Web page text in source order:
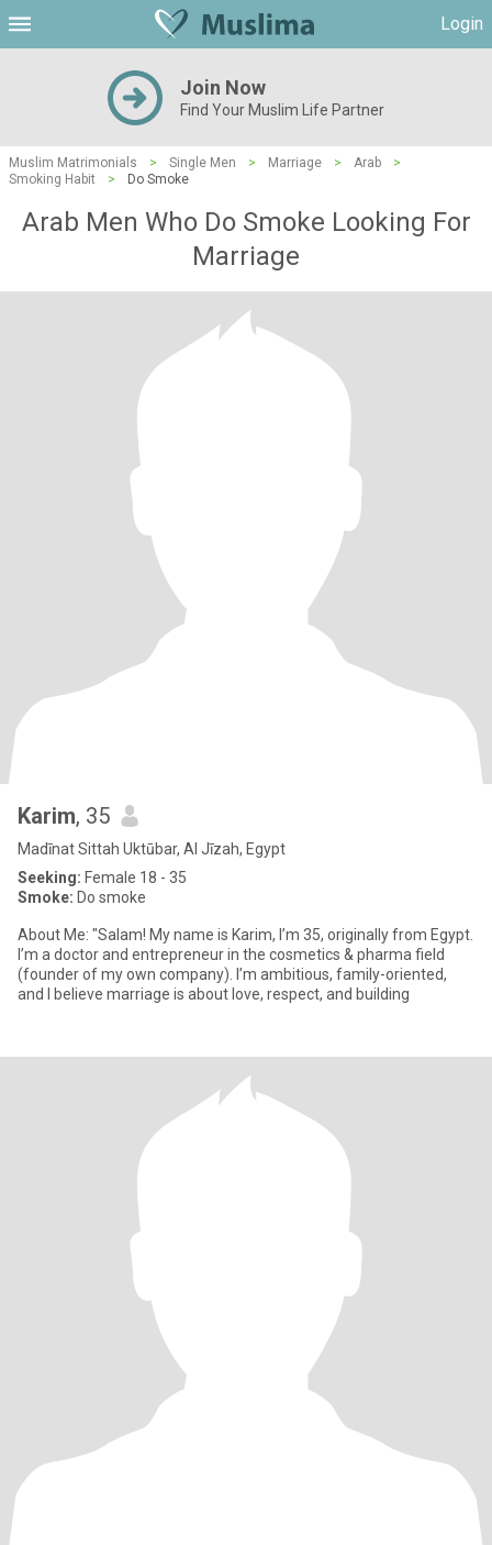
Login
Join Now
Find Your Muslim Life Partner
Muslim Matrimonials > Single Men > Marriage > Arab
>
Smoking Habit
> Do Smoke
Arab Men Who Do Smoke Looking For
Marriage
Karim, 35
Madīnat Sittah Uktūbar, Al Jīzah, Egypt
Seeking: Female 18 - 35
Smoke: Do smoke
About Me: "Salam! My name is Karim, I’m 35, originally from Egypt.
I’m a doctor and entrepreneur in the cosmetics & pharma field
(founder of my own company). I’m ambitious, family-oriented,
and I believe marriage is about love, respect, and building